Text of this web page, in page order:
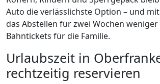
Auto die verlässlichste Option – und
das Abstellen für zwei Wochen weniger
Bahntickets für die Familie.
Urlaubszeit in
rechtzeitig reservieren